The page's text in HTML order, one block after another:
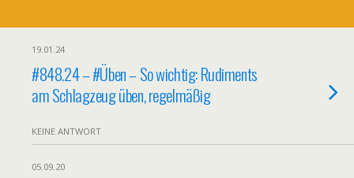
19.01.24
#848.24 – #Üben – So wichtig: Rudiments
am Schlagzeug üben, regelmäßig
KEINE ANTWORT
05.09.20